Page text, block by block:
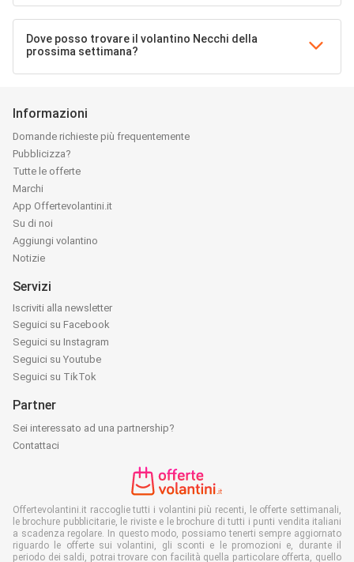
Dove posso trovare il volantino Necchi della
prossima settimana?
Informazioni
Domande richieste più frequentemente
Pubblicizza?
Tutte le offerte
Marchi
App Offertevolantini.it
Su di noi
Aggiungi volantino
Notizie
Servizi
Iscriviti alla newsletter
Seguici su Facebook
Seguici su Instagram
Seguici su Youtube
Seguici su TikTok
Partner
Sei interessato ad una partnership?
Contattaci
Offertevolantini.it raccoglie tutti i volantini più recenti, le offerte settimanali,
le brochure pubblicitarie, le riviste e le brochure di tutti i punti vendita italiani
a scadenza regolare. In questo modo, possiamo tenerti sempre aggiornato
riguardo le offerte sui volantini, gli sconti e le promozioni e, durante il
periodo dei saldi, potrai trovare con facilità quella particolare offerta, quello